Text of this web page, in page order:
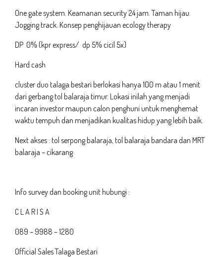
One gate system. Keamanan security 24 jam. Taman hijau.
Jogging track. Konsep penghijauan ecology therapy
DP 0% (kpr express/ dp 5% cicil 5x)
Hard cash
cluster duo talaga bestari berlokasi hanya 100 m atau 1 menit
dari gerbang tol balaraja timur. Lokasi inilah yang menjadi
incaran investor maupun calon penghuni untuk menghemat
waktu tempuh dan menjadikan kualitas hidup yang lebih baik.
Next akses : tol serpong balaraja, tol balaraja bandara dan MRT
balaraja – cikarang
Info survey dan booking unit hubungi :
C L A R I S A
089 – 9988 – 1280
Official Sales Talaga Bestari